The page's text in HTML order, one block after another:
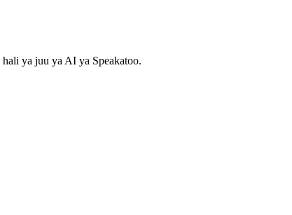
ya juu ya AI ya Speakatoo.